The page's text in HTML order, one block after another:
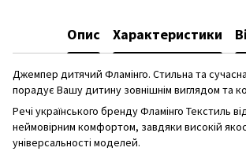
Опис Характеристики
Джемпер дитячий Фламінго. Стильна та
порадує Вашу дитину зовнішнім виглядом та
Речі українського бренду Фламінго Текстиль
неймовірним комфортом, завдяки високій
універсальності моделей.